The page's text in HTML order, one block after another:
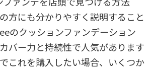
方にも分かりやすく説明すること
のクッションファンデーション
バー力と持続性で人気があります
これを購入したい場合、いくつか